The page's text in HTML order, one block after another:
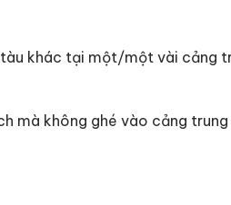
khác tại một/một vài cảng
mà không ghé vào cảng